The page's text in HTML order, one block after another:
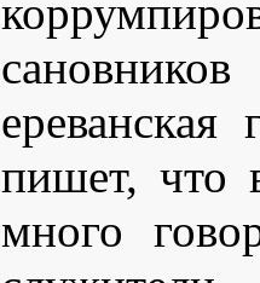
пишет, что
много